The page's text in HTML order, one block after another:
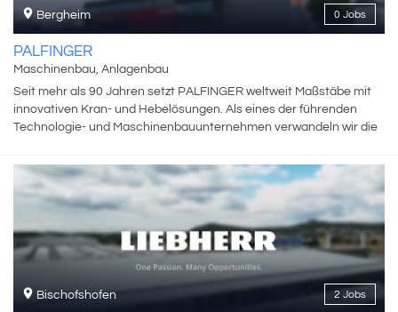
0 Jobs
Bergheim
PALFINGER
Maschinenbau, Anlagenbau
Seit mehr als 90 Jahren setzt PALFINGER weltweit Maßstäbe mit
innovativen Kran- und Hebelösungen. Als eines der führenden
Technologie- und Maschinenbauunternehmen verwandeln wir die
schaffen gleichzeitig Möglichkeiten für unsere Mitarbeitenden, zu
wachsen, zusammenzuarbeiten und Grenzen zu überschreiten. Bei
PALFINGER glauben wir an die Kraft des Miteinanders: indem wir
uns gegenseitig stärken, Innovationen vorantreiben und
gemeinsam Ideen zum Leben erwecken. Werde Teil unseres
Teams. Gemeinsam bewegen wir Großes und gestalten die
2 Jobs
Bischofshofen